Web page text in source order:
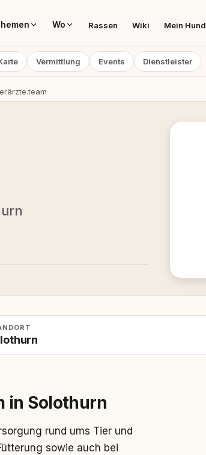
Wo Rassen Wiki Mein Hund
Vermittlung Events Dienstleister
in Solothurn
rund ums Tier und
sowie auch bei